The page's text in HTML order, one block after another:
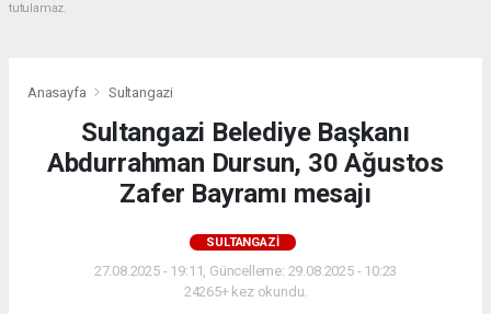
tutulamaz.
Anasayfa Sultangazi
Sultangazi Belediye Başkanı
Abdurrahman Dursun, 30 Ağustos
Zafer Bayramı mesajı
SULTANGAZI
27.08.2025 - 19:11, Güncelleme: 29.08.2025 - 10:23
24265+ kez okundu.